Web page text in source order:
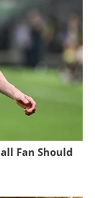
Fan Should